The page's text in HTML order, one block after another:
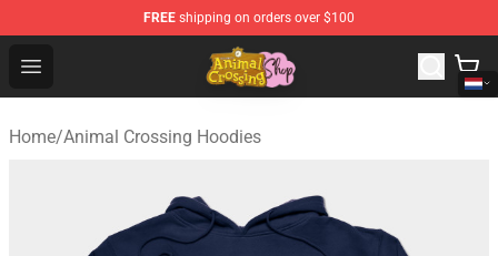
FREE shipping on orders over $100
Open menu
Animal Crossing Shop - Official Animal Crossing
Home/Animal Crossing Hoodies